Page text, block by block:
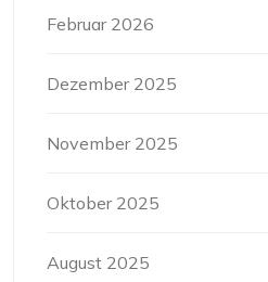
Februar 2026
Dezember 2025
November 2025
Oktober 2025
August 2025